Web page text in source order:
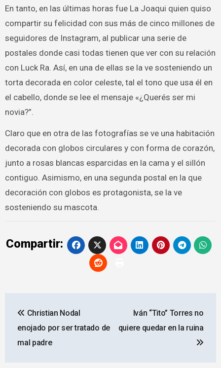
En tanto, en las últimas horas fue La Joaqui quien quiso
compartir su felicidad con sus más de cinco millones de
seguidores de Instagram, al publicar una serie de
postales donde casi todas tienen que ver con su relación
con Luck Ra. Así, en una de ellas se la ve sosteniendo un
torta decorada en color celeste, tal el tono que usa él en
el cabello, donde se lee el mensaje «¿Querés ser mi
novia?”.
Claro que en otra de las fotografías se ve una habitación
decorada con globos circulares y con forma de corazón,
junto a rosas blancas esparcidas en la cama y el sillón
contiguo. Asimismo, en una segunda postal en la que
decoración con globos es protagonista, se la ve
sosteniendo su mascota.
Compartir:
de
entradas
Christian Nodal
enojado por ser tratado de
mal padre
Iván “Tito” Torres no
quiere quedar en la ruina